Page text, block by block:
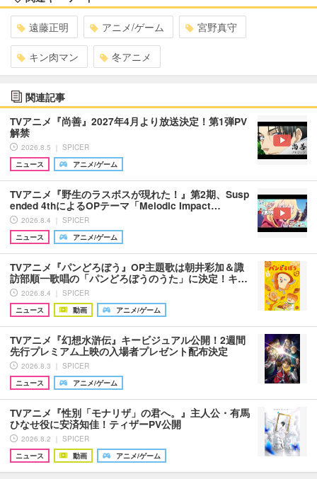
遠藤正明 アニメ/ゲーム 宮野真守
キン肉マン 冬アニメ
関連記事
TVアニメ『尚善』2027年4月より放送決定！第1弾PV
解禁
2026.8.5 ｜ SPICER
ニュース
アニメ/ゲーム
TVアニメ『野生のラスボスが現れた！』第2期、Susp
ended 4thによるOPテーマ「Melodic Impact…
2026.8.4 ｜ SPICER
ニュース
アニメ/ゲーム
TVアニメ『パンどろぼう』OP主題歌は朝井彩加＆諏
訪部順一歌唱の「パンどろぼうのうた」に決定！キ…
2026.8.4 ｜ SPICER
ニュース
動画 アニメ/ゲーム
TVアニメ『幻想水滸伝』キービジュアル公開！2週間
先行プレミアム上映の入場者プレゼント配布決定
2026.8.3 ｜ SPICER
ニュース
アニメ/ゲーム
TVアニメ『性別「モナリザ」の君へ。』主人公・有馬
ひなせ役に安済知佳！ティザーPV公開
2026.8.2 ｜ SPICER
ニュース
動画 アニメ/ゲーム